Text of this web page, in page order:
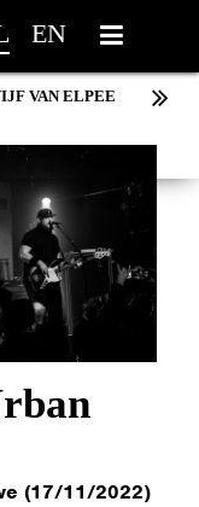
EN
VAN ELPEE
(17/11/2022)